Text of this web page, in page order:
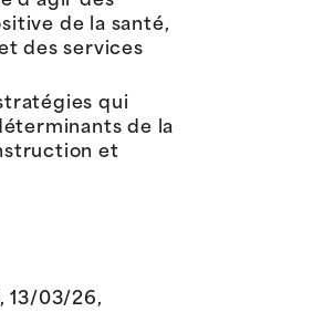
de la santé,
des services
qui
de la
et
13/03/26,